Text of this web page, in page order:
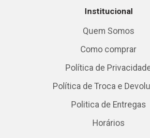
Institucional
Quem Somos
Como comprar
Política de
Política de Troca e
Politica de Entregas
Horários